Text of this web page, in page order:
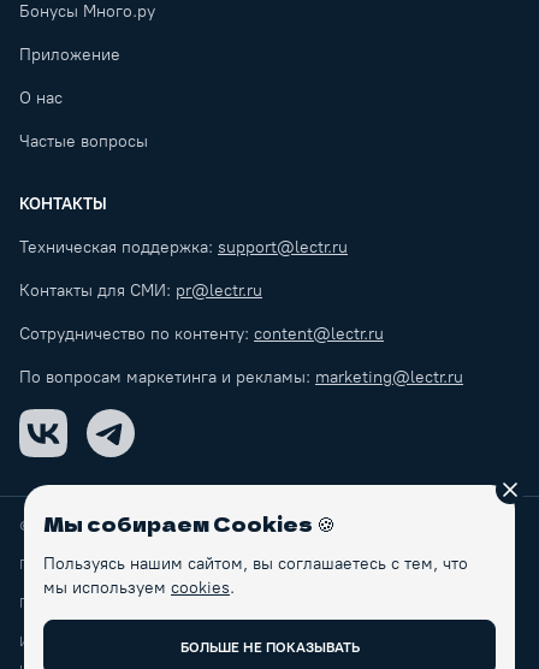
Бонусы Много.ру
Приложение
О нас
Частые вопросы
КОНТАКТЫ
Техническая поддержка: support@lectr.ru
Контакты для СМИ: pr@lectr.ru
Сотрудничество по контенту: content@lectr.ru
По вопросам маркетинга и рекламы: marketing@lectr.ru
VK Telegram
© Lectr2026
Правила обработки персональных данных
Пользовательское соглашение
ИП Макаренков Б.С.
Мы собираем Cookies 🍪
Пользуясь нашим сайтом, вы соглашаетесь с тем, что
мы используем cookies.
БОЛЬШЕ НЕ ПОКАЗЫВАТЬ